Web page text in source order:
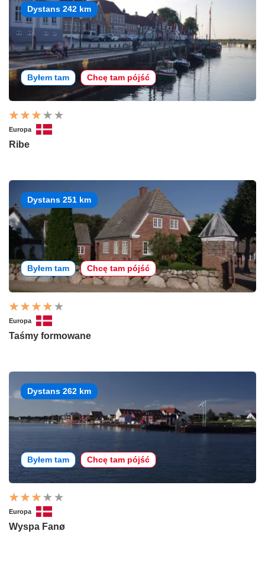
Dystans 242 km
Byłem tam Chcę tam pójść
Europa
Ribe
Dystans 251 km
Byłem tam Chcę tam pójść
Europa
Taśmy formowane
Dystans 262 km
Byłem tam Chcę tam pójść
Europa
Wyspa Fanø